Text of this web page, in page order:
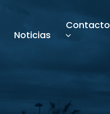
Noticias
Contacto